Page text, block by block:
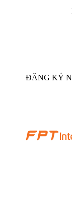
ĐĂNG KÝ